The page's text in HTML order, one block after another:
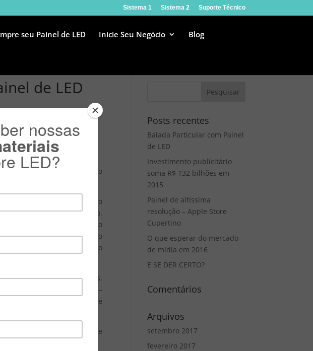
Sistema 1 Sistema 2 Suporte Técnico
seu Painel de LED Inicie Seu Negócio Blog
de LED
tem direito à renovação
Na ocorrência do evento
sublocação total, cessão,
o mesmo direito ao
Na hipótese de o contrato
parte, o direito de locação
mínimo de cinco anos,
contagem pelo sucessor –
de locação verbal, desde
mínimo e ininterrupto de
Posts recentes
Balada Particular com Painel
de LED
Investimento publicitário
soma R$ 132 bilhões em
2015
Painel de altíssima
resolução – Apple Store
Cupertino
O que esperar do mercado
de mídia em 2016
E SE DER CERTO?
Comentários
Arquivos
setembro 2017
fevereiro 2017